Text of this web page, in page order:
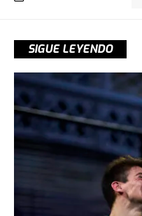
SIGUE LEYENDO